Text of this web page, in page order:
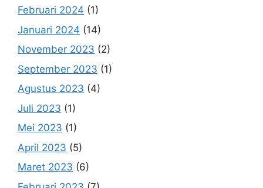
Februari 2024 (1)
Januari 2024 (14)
November 2023 (2)
September 2023 (1)
Agustus 2023 (4)
Juli 2023 (1)
Mei 2023 (1)
April 2023 (5)
Maret 2023 (6)